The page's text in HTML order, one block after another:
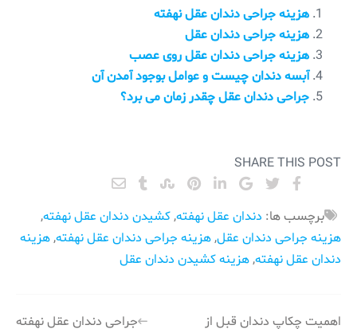
هزینه جراحی دندان عقل نهفته
هزینه جراحی دندان عقل
هزینه جراحی دندان عقل روی عصب
آبسه دندان چیست و عوامل بوجود آمدن آن
جراحی دندان عقل چقدر زمان می برد؟
SHARE THIS POST
برچسب ها: دندان عقل نهفته,کشیدن دندان عقل نهفته,
هزینه جراحی دندان عقل,هزینه جراحی دندان عقل نهفته,هزینه
دندان عقل نهفته,هزینه کشیدن دندان عقل
جراحی دندان عقل نهفته
اهمیت چکاپ دندان قبل از